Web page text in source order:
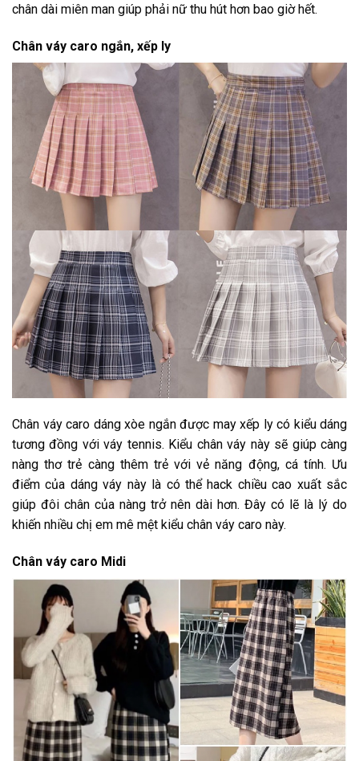
chân dài miên man giúp phải nữ thu hút hơn bao giờ hết.
Chân váy caro ngắn, xếp ly
Chân váy caro dáng xòe ngắn được may xếp ly có kiểu dáng
tương đồng với váy tennis. Kiểu chân váy này sẽ giúp càng
nàng thơ trẻ càng thêm trẻ với vẻ năng động, cá tính. Ưu
điểm của dáng váy này là có thể hack chiều cao xuất sắc
giúp đôi chân của nàng trở nên dài hơn. Đây có lẽ là lý do
khiến nhiều chị em mê mệt kiểu chân váy caro này.
Chân váy caro Midi